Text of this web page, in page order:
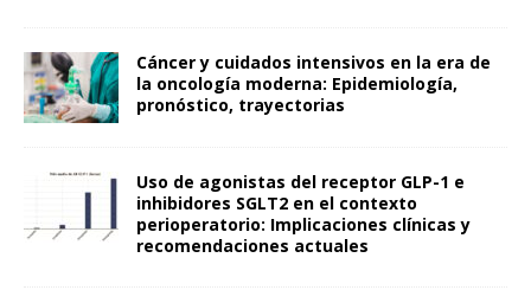
Cáncer y cuidados intensivos en la era de
la oncología moderna: Epidemiología,
pronóstico, trayectorias
Uso de agonistas del receptor GLP-1 e
inhibidores SGLT2 en el contexto
perioperatorio: Implicaciones clínicas y
recomendaciones actuales